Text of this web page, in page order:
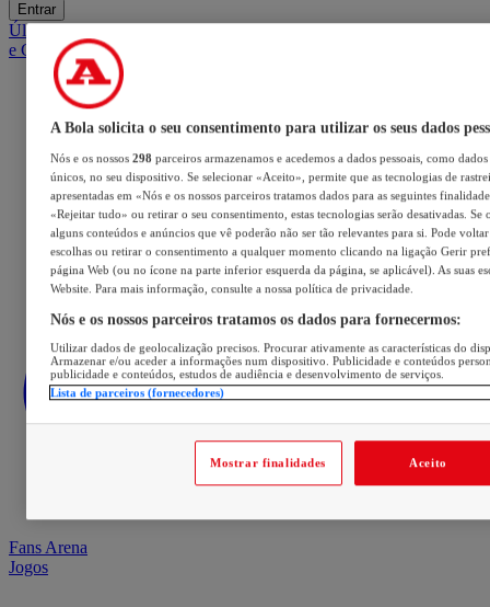
Entrar
ÚltimasMercadoOpiniãoiGaming HubA BOLA SUGEREBarba
e Cabelo
Fans Arena
Jogos
A Bola solicita o seu consentimento para utilizar os seus dados
Nós e os nossos 298 parceiros armazenamos e acedemos a dados pessoais, como
únicos, no seu dispositivo. Se selecionar «Aceito», permite que as tecnologias de
apresentadas em «Nós e os nossos parceiros tratamos dados para as seguintes
«Rejeitar tudo» ou retirar o seu consentimento, estas tecnologias serão desativadas. Se
alguns conteúdos e anúncios que vê poderão não ser tão relevantes para si. Pode voltar
escolhas ou retirar o consentimento a qualquer momento clicando na ligação Gerir
página Web (ou no ícone na parte inferior esquerda da página, se aplicável). As suas
Website. Para mais informação, consulte a nossa política de privacidade.
Nós e os nossos parceiros tratamos os dados para fornecermos:
Utilizar dados de geolocalização precisos. Procurar ativamente as características do
Armazenar e/ou aceder a informações num dispositivo. Publicidade e conteúdos
publicidade e conteúdos, estudos de audiência e desenvolvimento de serviços.
Lista de parceiros (fornecedores)
Mostrar finalidades Aceito